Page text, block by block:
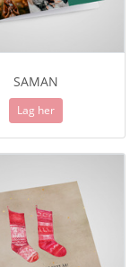
SAMAN
Lag her